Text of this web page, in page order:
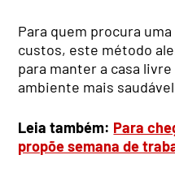
Para quem procura
custos, este método
para manter a casa
ambiente mais
Leia também: Para
propõe semana de